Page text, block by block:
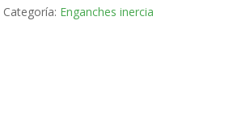
Categoría: Enganches inercia